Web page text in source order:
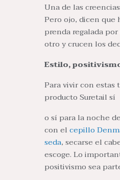
Una de las
Pero ojo, dicen que
prenda regalada
otro y crucen los
Estilo,
Para vivir con
producto Suretail sí
o sí para la noche
con elcepillo
seda, secarse el
escoge. Lo
positivismo sea